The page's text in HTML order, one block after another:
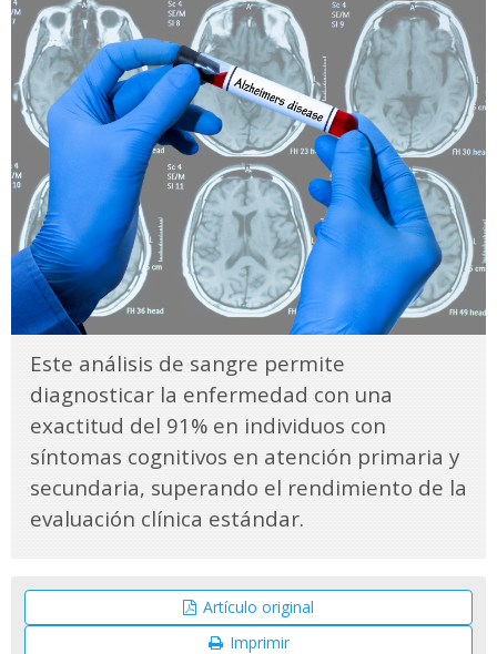
Este análisis de sangre permite
diagnosticar la enfermedad con una
exactitud del 91% en individuos con
síntomas cognitivos en atención primaria y
secundaria, superando el rendimiento de la
evaluación clínica estándar.
Artículo original
Imprimir